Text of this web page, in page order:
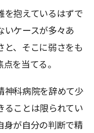
を抱えているはずで
いケースが多々あ
と、そこに弱さをも
を当てる。
神科病院を辞めて少
ることは限られてい
身が自分の判断で精